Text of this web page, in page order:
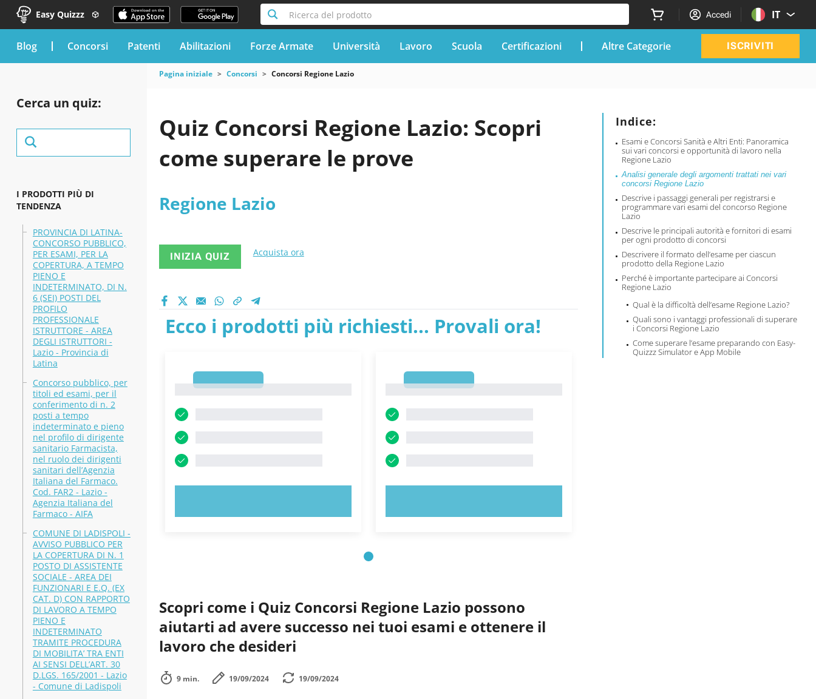
Easy Quizzz Ricerca del prodotto Accedi IT
blog Concorsi Patenti Abilitazioni Forze Armate Università Lavoro Scuola Certificazioni Altre Categorie ISCRIVITI
Cerca un quiz:
I PRODOTTI PIÙ DI
TENDENZA
PROVINCIA DI LATINA-
CONCORSO PUBBLICO,
PER ESAMI, PER LA
COPERTURA, A TEMPO
PIENO E
INDETERMINATO, DI N.
6 (SEI) POSTI DEL
PROFILO
PROFESSIONALE
ISTRUTTORE - AREA
DEGLI ISTRUTTORI -
Lazio - Provincia di
Latina
Concorso pubblico, per
titoli ed esami, per il
conferimento di n. 2
posti a tempo
indeterminato e pieno
nel profilo di dirigente
sanitario Farmacista,
nel ruolo dei dirigenti
sanitari dell’Agenzia
Italiana del Farmaco.
Cod. FAR2 - Lazio -
Agenzia Italiana del
Farmaco - AIFA
COMUNE DI LADISPOLI -
AVVISO PUBBLICO PER
LA COPERTURA DI N. 1
POSTO DI ASSISTENTE
SOCIALE - AREA DEI
FUNZIONARI E E.Q. (EX
CAT. D) CON RAPPORTO
DI LAVORO A TEMPO
PIENO E
INDETERMINATO
TRAMITE PROCEDURA
DI MOBILITA’ TRA ENTI
AI SENSI DELL’ART. 30
D.LGS. 165/2001 - Lazio
- Comune di Ladispoli
Pagina iniziale Concorsi Concorsi Regione Lazio
Indice:
Esami e Concorsi Sanità e Altri Enti: Panoramica
sui vari concorsi e opportunità di lavoro nella
Regione Lazio
Analisi generale degli argomenti trattati nei vari
concorsi Regione Lazio
Descrive i passaggi generali per registrarsi e
programmare vari esami del concorso Regione
Lazio
Descrive le principali autorità e fornitori di esami
per ogni prodotto di concorsi
Descrivere il formato dell’esame per ciascun
prodotto della Regione Lazio
Perché è importante partecipare ai Concorsi
Regione Lazio
Qual è la difficoltà dell’esame Regione Lazio?
Quali sono i vantaggi professionali di superare
i Concorsi Regione Lazio
Come superare l’esame preparando con Easy-
Quizzz Simulator e App Mobile
Quiz Concorsi Regione Lazio: Scopri
come superare le prove
Regione Lazio
INIZIA QUIZ Acquista ora
Ecco i prodotti più richiesti... Provali ora!
Scopri come i Quiz Concorsi Regione Lazio possono
aiutarti ad avere successo nei tuoi esami e ottenere il
lavoro che desideri
9 min. 19/09/2024 19/09/2024